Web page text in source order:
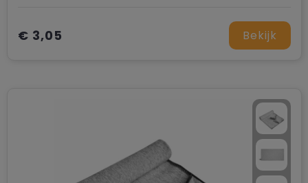
€ 3,05 Bekijk